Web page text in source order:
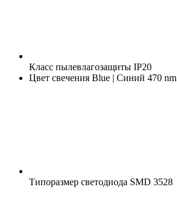
Класс пылевлагозащиты IP20
Цвет свечения Blue | Синий 470 nm
Типоразмер светодиода SMD 3528